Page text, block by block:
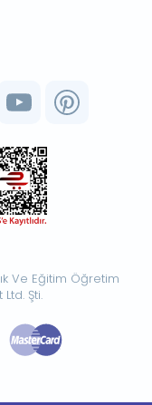
Ve Eğitim Öğretim
Şti.